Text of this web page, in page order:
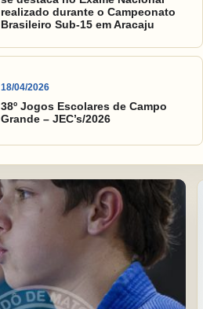
realizado durante o Campeonato
Brasileiro Sub-15 em Aracaju
18/04/2026
38º Jogos Escolares de Campo
Grande – JEC’s/2026